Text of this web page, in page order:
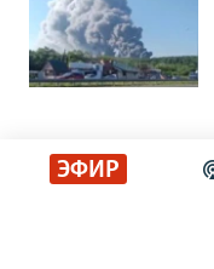
ЭФИР